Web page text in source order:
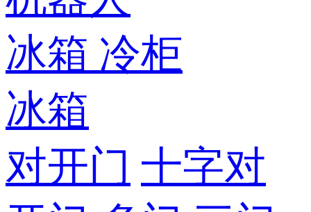
冰箱 冷柜
冰箱
对开门 十字对